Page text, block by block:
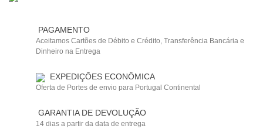
PAGAMENTO
Aceitamos Cartões de Débito e Crédito, Transferência Bancária e
Dinheiro na Entrega
EXPEDIÇÕES ECONÔMICA
Oferta de Portes de envio para Portugal Continental
GARANTIA DE DEVOLUÇÃO
14 dias a partir da data de entrega